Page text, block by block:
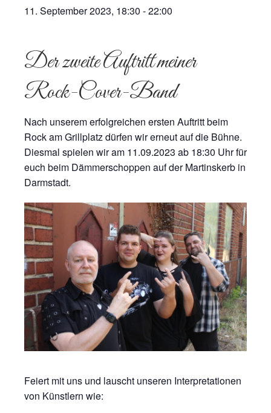
11. September 2023, 18:30 -22:00
Der zweite Auftritt meiner
Rock-Cover-Band
Nach unserem erfolgreichen ersten Auftritt beim
Rock am Grillplatz dürfen wir erneut auf die Bühne.
Diesmal spielen wir am 11.09.2023 ab 18:30 Uhr für
euch beim Dämmerschoppen auf der Martinskerb in
Darmstadt.
Feiert mit uns und lauscht unseren Interpretationen
von Künstlern wie: